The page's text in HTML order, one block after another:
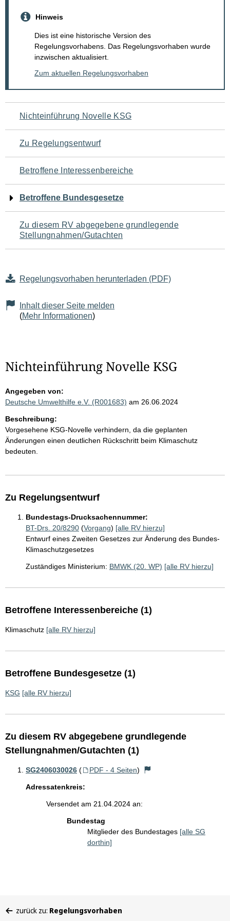
Hinweis
Dies ist eine historische Version des
Regelungsvorhabens. Das Regelungsvorhaben wurde
inzwischen aktualisiert.
Zum aktuellen Regelungsvorhaben
Navigation
für
den
Seiteninhalt
Nichteinführung Novelle KSG
Zu Regelungsentwurf
Betroffene Interessenbereiche
Betroffene Bundesgesetze
Zu diesem RV abgegebene grundlegende
Stellungnahmen/Gutachten
Regelungsvorhaben herunterladen (PDF)
Inhalt dieser Seite melden
(Mehr Informationen)
Nichteinführung Novelle KSG
Angegeben von:
Deutsche Umwelthilfe e.V. (R001683) am 26.06.2024
Beschreibung:
Vorgesehene KSG-Novelle verhindern, da die geplanten
Änderungen einen deutlichen Rückschritt beim Klimaschutz
bedeuten.
Zu Regelungsentwurf
Bundestags-Drucksachennummer:
BT-Drs. 20/8290 (Vorgang) [alle RV hierzu]
Entwurf eines Zweiten Gesetzes zur Änderung des Bundes-
Klimaschutzgesetzes
Zuständiges Ministerium: BMWK (20. WP) [alle RV hierzu]
Betroffene Interessenbereiche (1)
Klimaschutz [alle RV hierzu]
Betroffene Bundesgesetze (1)
KSG [alle RV hierzu]
Zu diesem RV abgegebene grundlegende
Stellungnahmen/Gutachten (1)
SG2406030026 ( PDF - 4 Seiten)
Adressatenkreis:
Versendet am 21.04.2024 an:
Bundestag
Mitglieder des Bundestages [alle SG
dorthin]
befinden
zurück zu: Regelungsvorhaben